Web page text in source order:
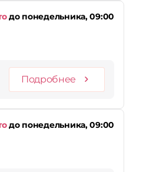
до понедельника, 09:00
Подробнее
до понедельника, 09:00